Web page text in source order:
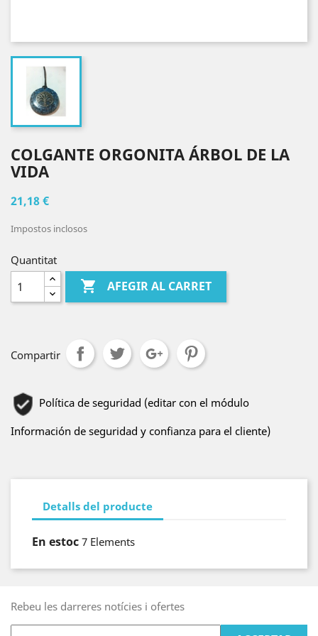
COLGANTE ORGONITA ÁRBOL DE LA
VIDA
21,18 €
Impostos inclosos
Quantitat
 AFEGIR AL CARRET
Compartir
Política de seguridad (editar con el módulo
Información de seguridad y confianza para el cliente)
Detalls del producte
En estoc 7 Elements
Rebeu les darreres notícies i ofertes